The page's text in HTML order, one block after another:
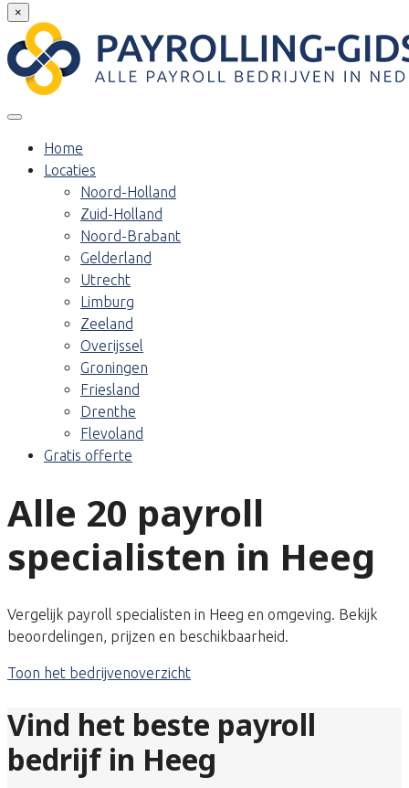
×
Home
Locaties
Noord-Holland
Zuid-Holland
Noord-Brabant
Gelderland
Utrecht
Limburg
Zeeland
Overijssel
Groningen
Friesland
Drenthe
Flevoland
Gratis offerte
Alle 20 payroll
specialisten in Heeg
Vergelijk payroll specialisten in Heeg en omgeving. Bekijk
beoordelingen, prijzen en beschikbaarheid.
Toon het bedrijvenoverzicht
Vind het beste payroll
bedrijf in Heeg